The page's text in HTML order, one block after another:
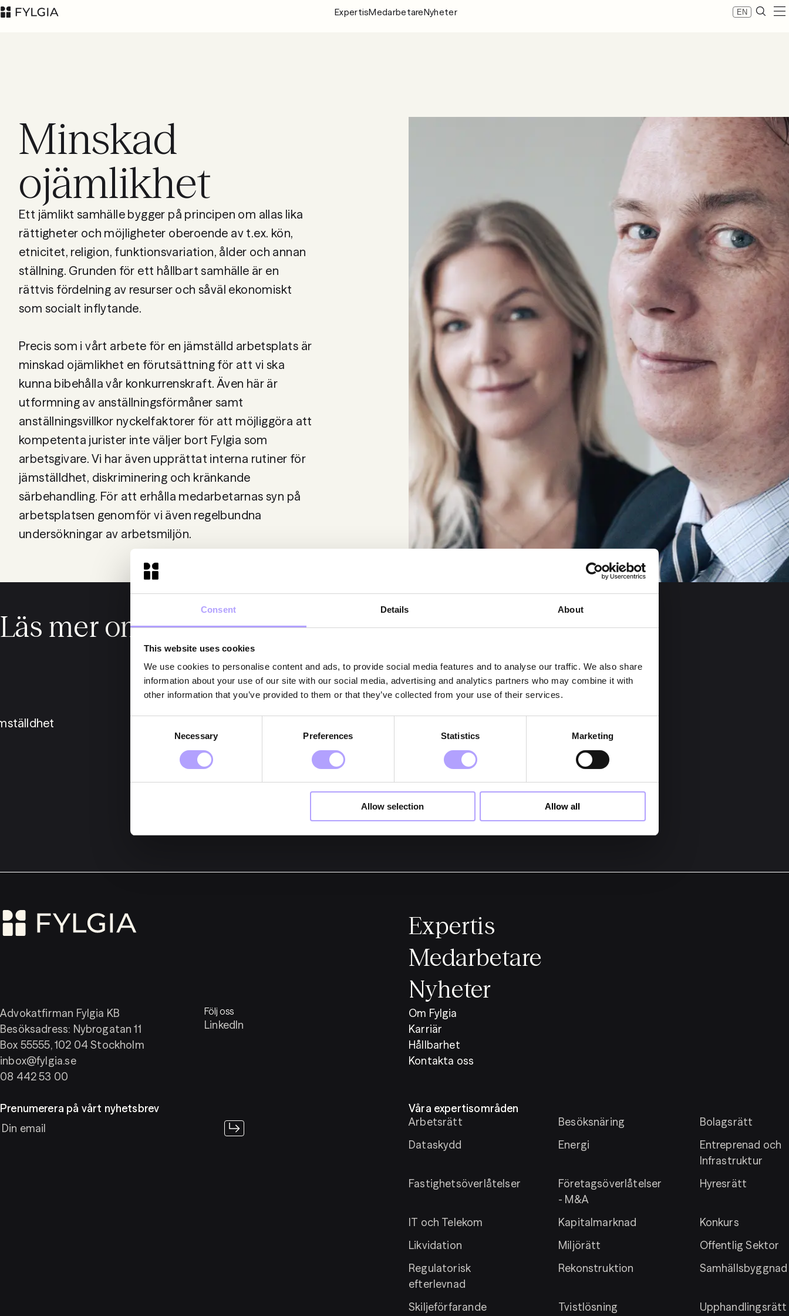
Consent Details About
This website uses cookies
We use cookies to personalise content and ads, to provide social media features and to analyse our traffic. We also share
information about your use of our site with our social media, advertising and analytics partners who may combine it with
other information that you’ve provided to them or that they’ve collected from your use of their services.
Necessary Preferences Statistics Marketing
Allow selection Allow all
ExpertisMedarbetareNyheter EN
Nyheter
Advokatfirman Fylgia
Besöksadress:
Nybrogatan 11,
Stockholm
Postadress: Box
55555, 102 04
Stockholm
inbox@fylgia.se
08 442 53 00
LinkedIn
Minskad
ojämlikhet
Ett jämlikt samhälle bygger på principen om allas lika
rättigheter och möjligheter oberoende av t.ex. kön,
etnicitet, religion, funktionsvariation, ålder och annan
ställning. Grunden för ett hållbart samhälle är en
rättvis fördelning av resurser och såväl ekonomiskt
som socialt inflytande.
Precis som i vårt arbete för en jämställd arbetsplats är
minskad ojämlikhet en förutsättning för att vi ska
kunna bibehålla vår konkurrenskraft. Även här är
utformning av anställningsförmåner samt
anställningsvillkor nyckelfaktorer för att möjliggöra att
kompetenta jurister inte väljer bort Fylgia som
arbetsgivare. Vi har även upprättat interna rutiner för
jämställdhet, diskriminering och kränkande
särbehandling. För att erhålla medarbetarnas syn på
arbetsplatsen genomför vi även regelbundna
undersökningar av arbetsmiljön.
Läs mer om oss
Expertis
Medarbetare
Nyheter
Advokatfirman Fylgia KB
Besöksadress: Nybrogatan 11
Box 55555, 102 04 Stockholm
inbox@fylgia.se
08 442 53 00
Följ oss
LinkedIn
Om Fylgia
Karriär
Hållbarhet
Kontakta oss
Prenumerera på vårt nyhetsbrev
Våra expertisområden
Arbetsrätt
Besöksnäring
Bolagsrätt
Dataskydd
Energi
Entreprenad och
Infrastruktur
Fastighetsöverlåtelser
Företagsöverlåtelser
- M&A
Hyresrätt
IT och Telekom Kapitalmarknad
Konkurs
Likvidation
Miljörätt
Offentlig Sektor
Regulatorisk
efterlevnad
Rekonstruktion Samhällsbyggnad
Skiljeförfarande Tvistlösning Upphandlingsrätt